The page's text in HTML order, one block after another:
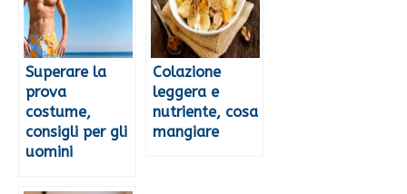
Superare la
prova
costume,
consigli per gli
uomini
Colazione
leggera e
nutriente, cosa
mangiare